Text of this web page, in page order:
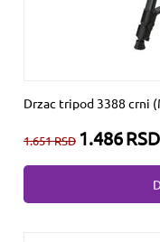
Drzac tripod 3388 crni
1.651RSD 1.486RSD